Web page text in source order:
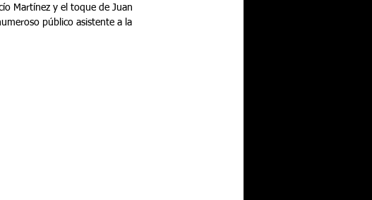
Martínez y el toque de Juan
público asistente a la